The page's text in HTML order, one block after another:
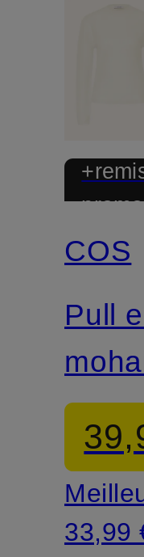
COS
Pull
33,99